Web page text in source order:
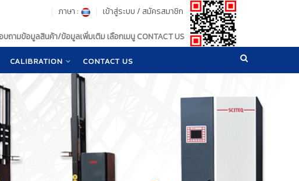
เข้าสู่ระบบ / สมัครสมาชิก
ภาษา :
บถามข้อมูลสินค้า/ข้อมูลเพิ่มเติม เลือกเมนู CONTACT US
CALIBRATION CONTACT US